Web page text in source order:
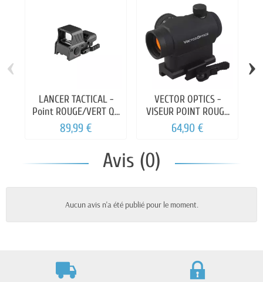
LANCER TACTICAL -
Point ROUGE/VERT QD
4réticules
89,99 €
VECTOR OPTICS -
VISEUR POINT ROUGE
MAVERICK 1x22
64,90 €
‹ ›
Avis (0)
Aucun avis n'a été publié pour le moment.